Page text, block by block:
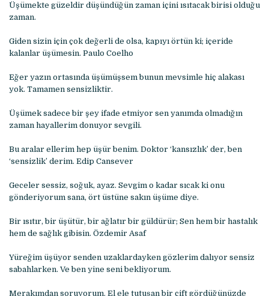
Üşümekte güzeldir düşündüğün zaman içini ısıtacak birisi olduğu
zaman.
Giden sizin için çok değerli de olsa, kapıyı örtün ki; içeride
kalanlar üşümesin. Paulo Coelho
Eğer yazın ortasında üşümüşsem bunun mevsimle hiç alakası
yok. Tamamen sensizliktir.
Üşümek sadece bir şey ifade etmiyor sen yanımda olmadığın
zaman hayallerim donuyor sevgili.
Bu aralar ellerim hep üşür benim. Doktor ‘kansızlık’ der, ben
‘sensizlik’ derim. Edip Cansever
Geceler sessiz, soğuk, ayaz. Sevgim o kadar sıcak ki onu
gönderiyorum sana, ört üstüne sakın üşüme diye.
Bir ısıtır, bir üşütür, bir ağlatır bir güldürür; Sen hem bir hastalık
hem de sağlık gibisin. Özdemir Asaf
Yüreğim üşüyor senden uzaklardayken gözlerim dalıyor sensiz
sabahlarken. Ve ben yine seni bekliyorum.
Merakımdan soruyorum. El ele tutuşan bir çift gördüğünüzde